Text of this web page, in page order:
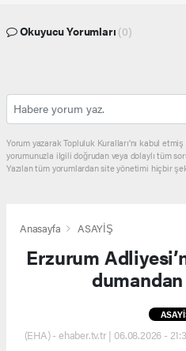
Okuyucu Yorumları (0)
Yorum yazarak Topluluk Kuralları’nı kabul
yorumunuzla ilgili doğrudan veya dolaylı tüm
Yazılan tüm yorumlardan site yönetimi hiçbir
Anasayfa ASAYİŞ
Erzurum
(EHA) - ehaber.tv.tr | 06.08.2026 -